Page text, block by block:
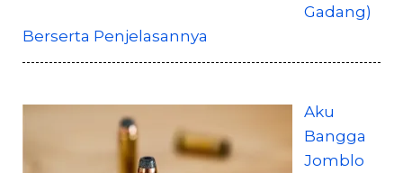
Gadang)
Berserta Penjelasannya
Aku
Bangga
Jomblo